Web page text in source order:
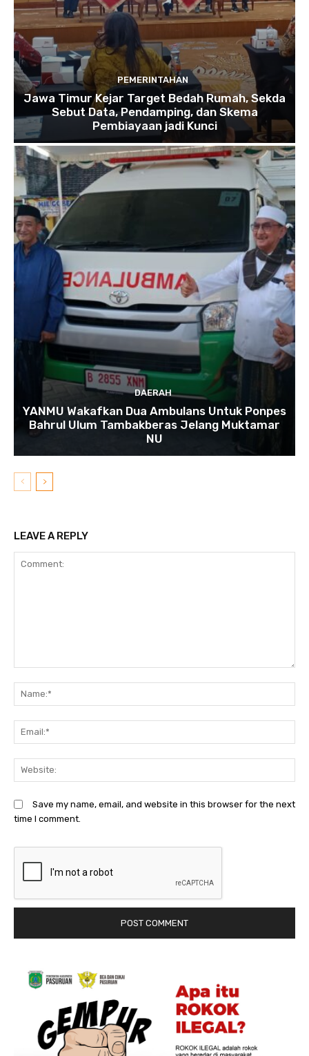
PEMERINTAHAN
Jawa Timur Kejar Target Bedah Rumah, Sekda
Sebut Data, Pendamping, dan Skema
Pembiayaan jadi Kunci
DAERAH
YANMU Wakafkan Dua Ambulans Untuk Ponpes
Bahrul Ulum Tambakberas Jelang Muktamar
NU
LEAVE A REPLY
Save my name, email, and website in this browser for the next
time I comment.